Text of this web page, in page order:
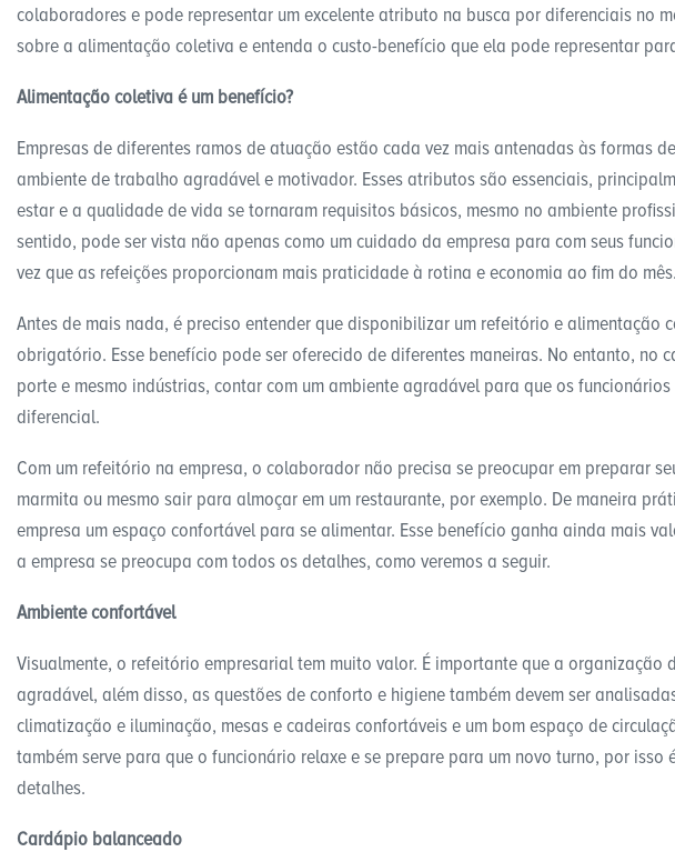
colaboradores e pode representar um excelente atributo na busca por diferenciais no
sobre a alimentação coletiva e entenda o custo-benefício que ela pode representar
Alimentação coletiva é um benefício?
Empresas de diferentes ramos de atuação estão cada vez mais antenadas às formas
ambiente de trabalho agradável e motivador. Esses atributos são essenciais,
estar e a qualidade de vida se tornaram requisitos básicos, mesmo no ambiente
sentido, pode ser vista não apenas como um cuidado da empresa para com seus
vez que as refeições proporcionam mais praticidade à rotina e economia ao fim do mês.
Antes de mais nada, é preciso entender que disponibilizar um refeitório e alimentação
obrigatório. Esse benefício pode ser oferecido de diferentes maneiras. No entanto, no
porte e mesmo indústrias, contar com um ambiente agradável para que os
diferencial.
Com um refeitório na empresa, o colaborador não precisa se preocupar em preparar
marmita ou mesmo sair para almoçar em um restaurante, por exemplo. De maneira
empresa um espaço confortável para se alimentar. Esse benefício ganha ainda mais
a empresa se preocupa com todos os detalhes, como veremos a seguir.
Ambiente confortável
Visualmente, o refeitório empresarial tem muito valor. É importante que a
agradável, além disso, as questões de conforto e higiene também devem ser
climatização e iluminação, mesas e cadeiras confortáveis e um bom espaço de
também serve para que o funcionário relaxe e se prepare para um novo turno, por
detalhes.
Cardápio balanceado